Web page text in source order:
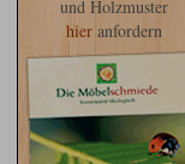
und Holzmuster
hier anfordern